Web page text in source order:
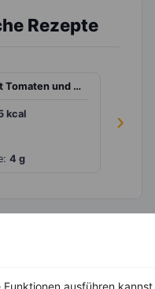
ausführen
Rezepte
›
Spiegelei mit Tomaten und milder Chilischote
kcal
4 g
300 kcal